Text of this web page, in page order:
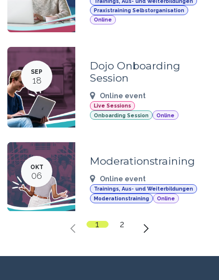
Praxistraining Selbstorganisation
Online
SEP
18
Dojo Onboarding
Session
Online event
Live Sessions
Onboarding Session
Online
OKT
06
Moderationstraining
Online event
Trainings, Aus- und Weiterbildungen
Moderationstraining
Online
1 2